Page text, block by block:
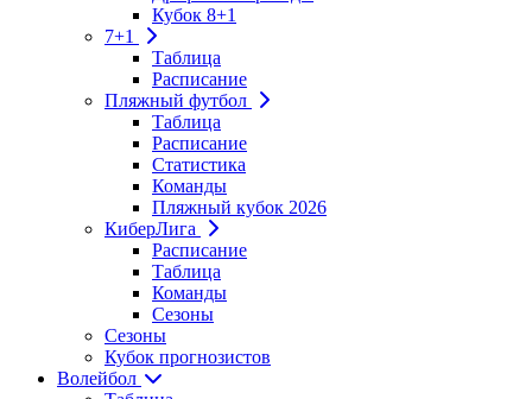
Кубок 8+1
7+1
Таблица
Расписание
Пляжный футбол
Таблица
Расписание
Статистика
Команды
Пляжный кубок 2026
КиберЛига
Расписание
Таблица
Команды
Сезоны
Сезоны
Кубок прогнозистов
Волейбол